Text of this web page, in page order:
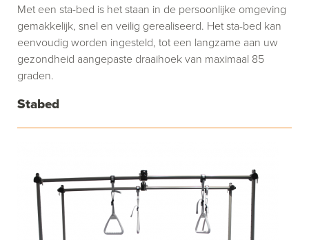
Stabed
Met een sta-bed is het staan in de persoonlijke omgeving
gemakkelijk, snel en veilig gerealiseerd. Het sta-bed kan
eenvoudig worden ingesteld, tot een langzame aan uw
gezondheid aangepaste draaihoek van maximaal 85
graden.